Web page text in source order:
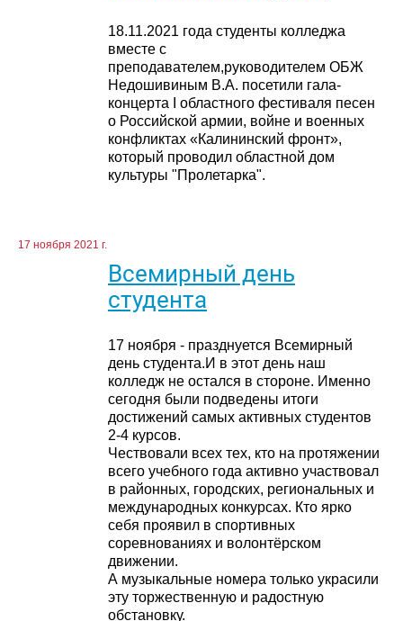
18.11.2021 года студенты колледжа
вместе с
преподавателем,руководителем ОБЖ
Недошивиным В.А. посетили гала-
концерта I областного фестиваля песен
о Российской армии, войне и военных
конфликтах «Калининский фронт»,
который проводил областной дом
культуры "Пролетарка".
17 ноября 2021 г.
Всемирный день
студента
17 ноября - празднуется Всемирный
день студента.И в этот день наш
колледж не остался в стороне. Именно
сегодня были подведены итоги
достижений самых активных студентов
2-4 курсов.
Чествовали всех тех, кто на протяжении
всего учебного года активно участвовал
в районных, городских, региональных и
международных конкурсах. Кто ярко
себя проявил в спортивных
соревнованиях и волонтёрском
движении.
А музыкальные номера только украсили
эту торжественную и радостную
обстановку.